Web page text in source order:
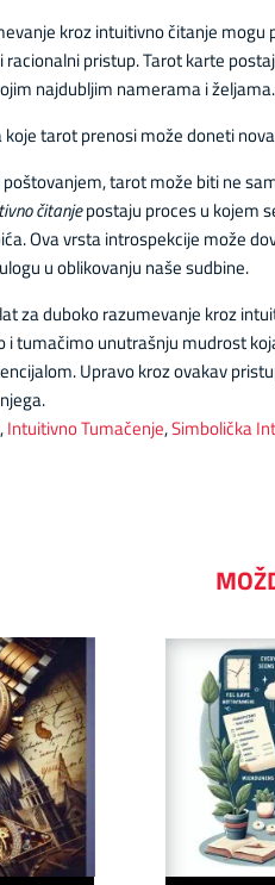
kroz intuitivno čitanje
racionalni pristup. Tarot karte
najdubljim namerama i željama.
tarot prenosi može doneti
tarot može biti ne
čitanjepostaju proces u kojem
Ova vrsta introspekcije može
u oblikovanju naše sudbine.
za duboko razumevanje kroz
i tumačimo unutrašnju mudrost
Upravo kroz ovakav
,Intuitivno Tumačenje,Simbolička